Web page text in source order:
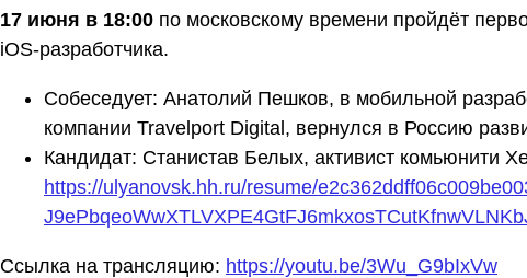
17 июня в 18:00 по московскому времени пройдёт
iOS-разработчика.
Собеседует: Анатолий Пешков, в мобильной
компании Travelport Digital, вернулся в Россию
Кандидат: Станистав Белых, активист комьюнити
https://ulyanovsk.hh.ru/resume/
Ссылка на трансляцию: https://youtu.be/3Wu_G9bIxVw